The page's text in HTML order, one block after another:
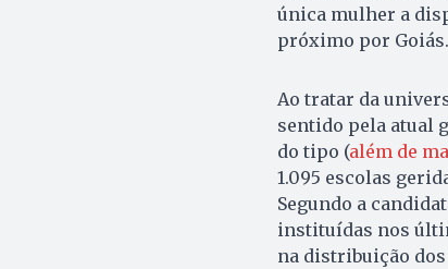
única mulher a
próximo por Goiás.
Ao tratar da
sentido pela atual
do tipo (além de
1.095 escolas
Segundo a
instituídas nos
na distribuição